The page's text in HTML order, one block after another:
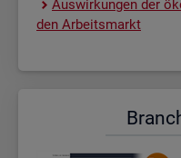
Aus­wir­kun­gen der
den Ar­beits­markt